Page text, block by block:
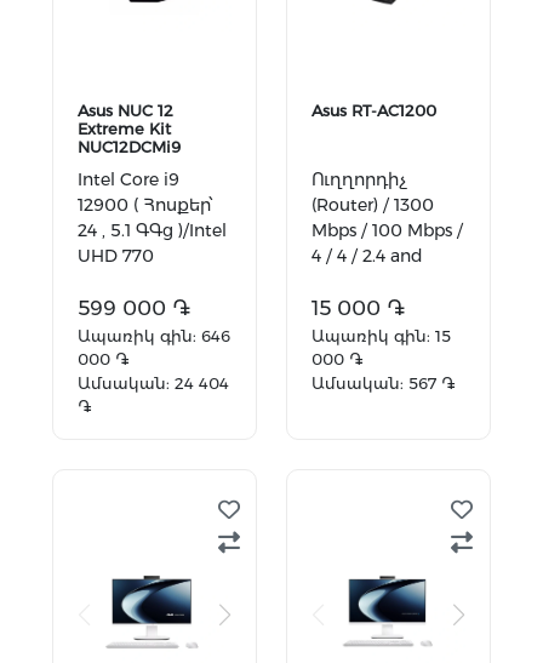
Asus NUC 12
Extreme Kit
NUC12DCMi9
Intel Core i9
12900 ( Հոսքեր՝
24 , 5.1 ԳԳց )/Intel
UHD 770
599 000 ֏
Ապառիկ գին: 646
000 ֏
Ամսական: 24 404
֏
Asus RT-AC1200
Ուղղորդիչ
(Router) / 1300
Mbps / 100 Mbps /
4 / 4 / 2.4 and
15 000 ֏
Ապառիկ գին: 15
000 ֏
Ամսական: 567 ֏